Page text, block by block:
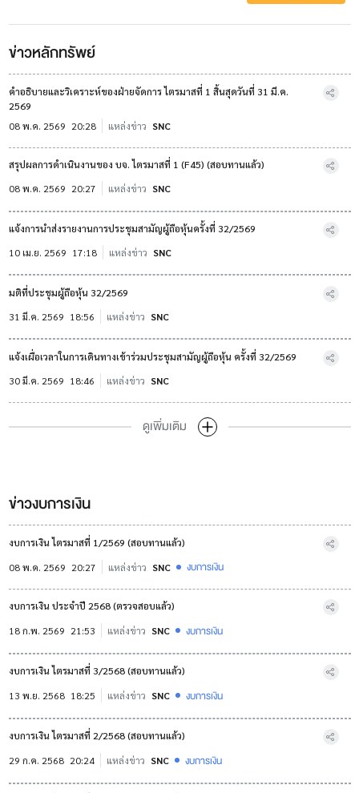
ข่าวหลักทรัพย์
คำอธิบายและวิเคราะห์ของฝ่ายจัดการ ไตรมาสที่ 1 สิ้นสุดวันที่ 31 มี.ค.
2569
08 พ.ค. 2569 20:28 แหล่งข่าว SNC
สรุปผลการดำเนินงานของ บจ. ไตรมาสที่ 1 (F45) (สอบทานแล้ว)
08 พ.ค. 2569 20:27 แหล่งข่าว SNC
แจ้งการนำส่งรายงานการประชุมสามัญผู้ถือหุ้นครั้งที่ 32/2569
10 เม.ย. 2569 17:18 แหล่งข่าว SNC
มติที่ประชุมผู้ถือหุ้น 32/2569
31 มี.ค. 2569 18:56 แหล่งข่าว SNC
แจ้งเผื่อเวลาในการเดินทางเข้าร่วมประชุมสามัญผู้ถือหุ้น ครั้งที่ 32/2569
30 มี.ค. 2569 18:46 แหล่งข่าว SNC
ดูเพิ่มเติม
ข่าวงบการเงิน
งบการเงิน ไตรมาสที่ 1/2569 (สอบทานแล้ว)
08 พ.ค. 2569 20:27 แหล่งข่าว SNC งบการเงิน
งบการเงิน ประจำปี 2568 (ตรวจสอบแล้ว)
18 ก.พ. 2569 21:53 แหล่งข่าว SNC งบการเงิน
งบการเงิน ไตรมาสที่ 3/2568 (สอบทานแล้ว)
13 พ.ย. 2568 18:25 แหล่งข่าว SNC งบการเงิน
งบการเงิน ไตรมาสที่ 2/2568 (สอบทานแล้ว)
29 ก.ค. 2568 20:24 แหล่งข่าว SNC งบการเงิน